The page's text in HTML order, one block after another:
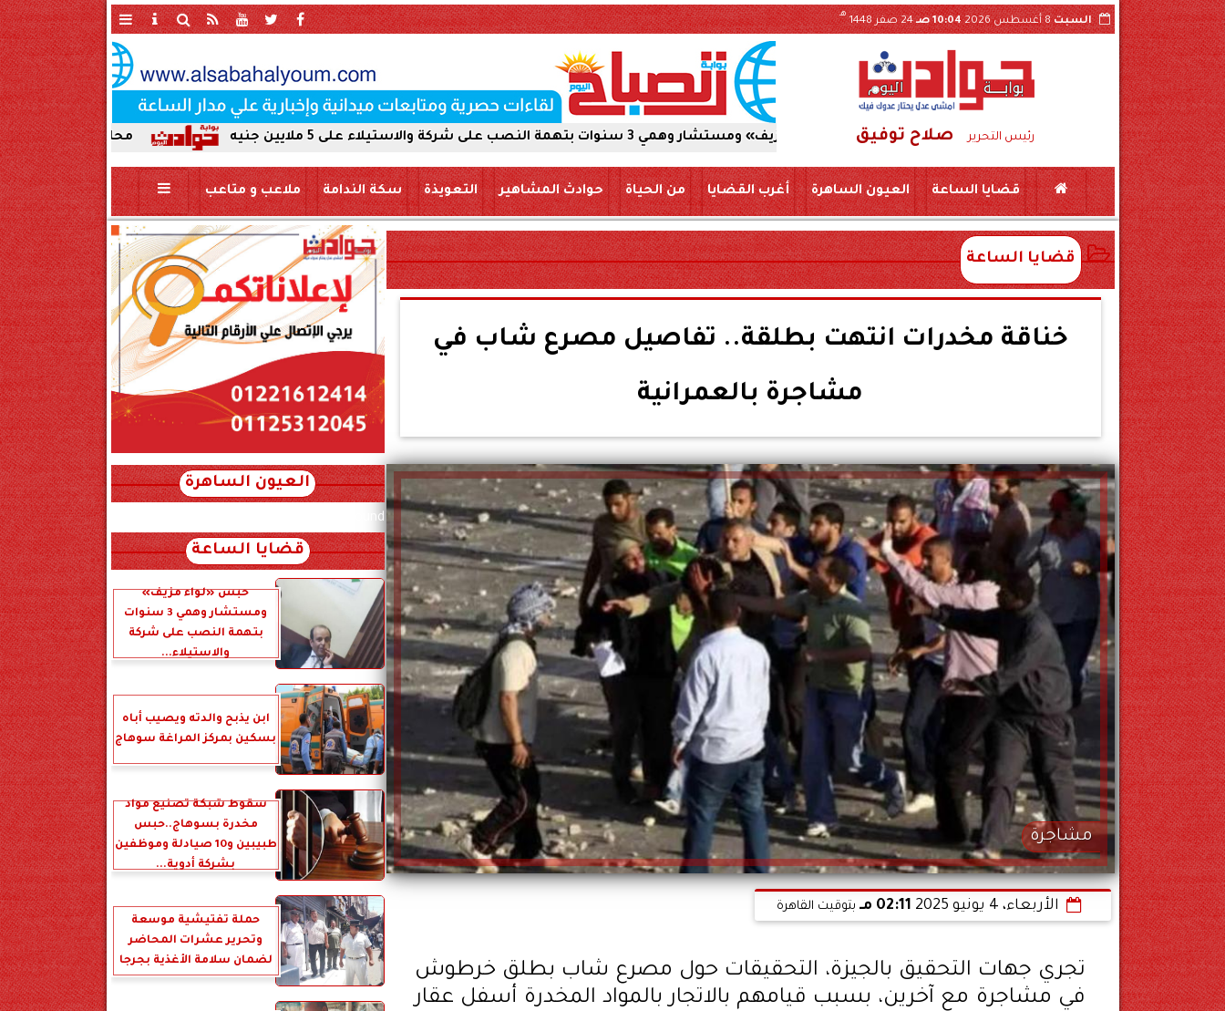
السبت8 أغسطس 2026 10:04 صـ 24 صفر 1448
هـ
رئيس التحرير صلاح توفيق محافظ سوهاج يحيل واقعة ردم نهر حبس «لواء مزيف» ومستشار وهمي 3 سنوات بتهمة النصب على شركة والاستيلاء على 5 ملايين جنيه بمركز المراغة سوهاج
قضايا الساعة العيون الساهرة أغرب القضايا من الحياة حوادث المشاهير التعويذة سكة الندامة ملاعب و متاعب
قضايا الساعة
خناقة مخدرات انتهت بطلقة.. تفاصيل مصرع شاب في
مشاجرة بالعمرانية
مشاجرة
الأربعاء، 4 يونيو 2025 02:11 مـ بتوقيت القاهرة
تجري جهات التحقيق بالجيزة، التحقيقات حول مصرع شاب بطلق خرطوش
في مشاجرة مع آخرين، بسبب قيامهم بالاتجار بالمواد المخدرة أسفل عقار
العيون الساهرة
xml_json/rss/~12.xml x0n not found
قضايا الساعة
حبس «لواء مزيف»
ومستشار وهمي 3 سنوات
بتهمة النصب على شركة
والاستيلاء...
ابن يذبح والدته ويصيب أباه
بسكين بمركز المراغة سوهاج
سقوط شبكة تصنيع مواد
مخدرة بسوهاج..حبس
طبيبين و10 صيادلة وموظفين
بشركة أدوية...
حملة تفتيشية موسعة
وتحرير عشرات المحاضر
لضمان سلامة الأغذية بجرجا